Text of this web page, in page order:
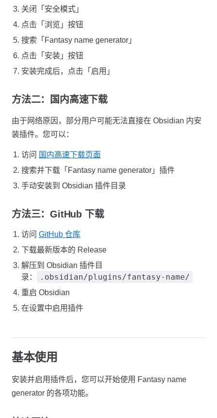
关闭「安全模式」
点击「浏览」按钮
搜索「Fantasy name generator」
点击「安装」按钮
安装完成后，点击「启用」
方法二：国内高速下载
由于网络原因，部分用户可能无法直接在 Obsidian 内安
装插件。您可以：
访问 国内高速下载页面
搜索并下载「Fantasy name generator」插件
手动安装到 Obsidian 插件目录
方法三：GitHub 下载
访问 GitHub 仓库
下载最新版本的 Release
解压到 Obsidian 插件目
录：
.obsidian/plugins/fantasy-name/
重启 Obsidian
在设置中启用插件
基本使用
安装并启用插件后，您可以开始使用 Fantasy name
generator 的各项功能。